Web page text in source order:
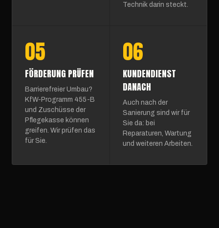
Technik darin steckt.
05
FÖRDERUNG PRÜFEN
Barrierefreier Umbau?
KfW-Programm 455-B
und Zuschüsse der
Pflegekasse können
greifen. Wir prüfen das
für Sie.
06
KUNDENDIENST
DANACH
Auch nach der
Sanierung sind wir für
Sie da: bei
Reparaturen, Wartung
und weiteren Arbeiten.